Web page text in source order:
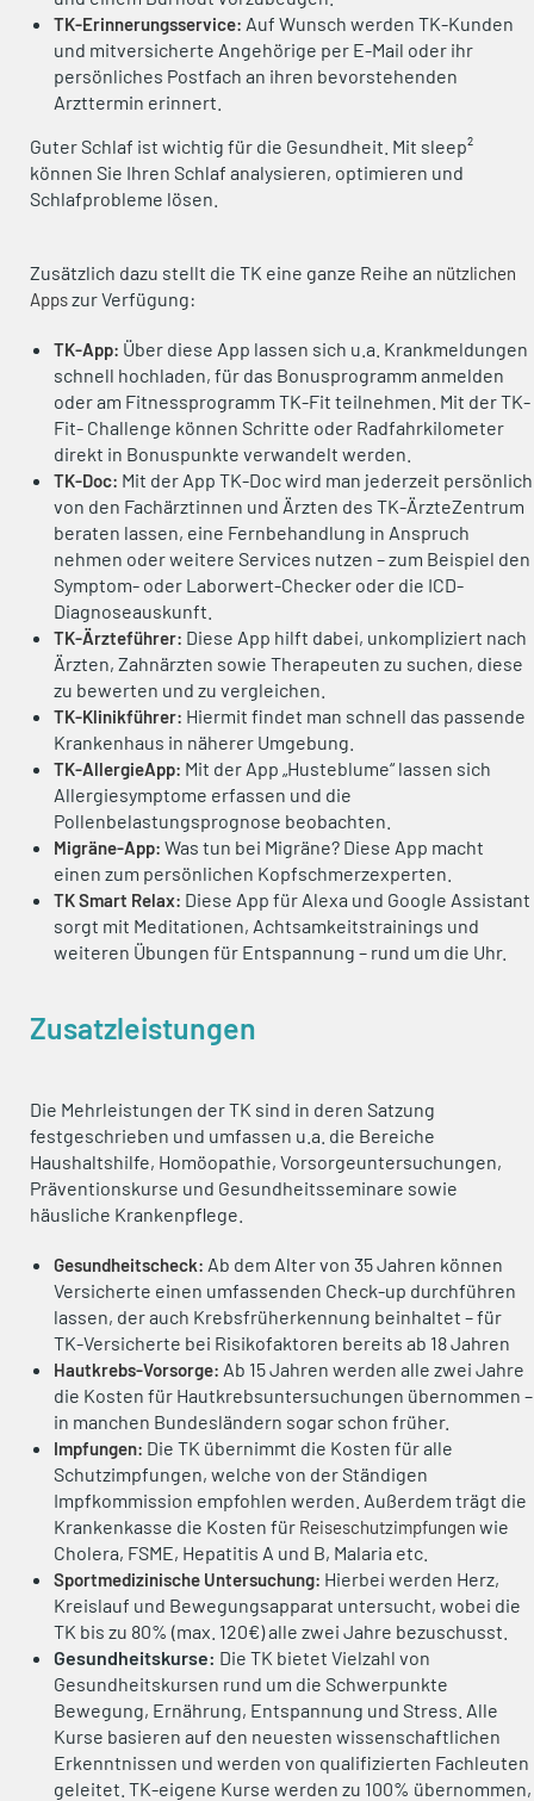
TK-Erinnerungsservice: Auf Wunsch werden TK-Kunden
und mitversicherte Angehörige per E-Mail oder ihr
persönliches Postfach an ihren bevorstehenden
Arzttermin erinnert.
Guter Schlaf ist wichtig für die Gesundheit. Mit sleep²
können Sie Ihren Schlaf analysieren, optimieren und
Schlafprobleme lösen.
Zusätzlich dazu stellt die TK eine ganze Reihe an nützlichen
Appszur Verfügung:
TK-App: Über diese App lassen sich u.a. Krankmeldungen
schnell hochladen, für das Bonusprogramm anmelden
oder am Fitnessprogramm TK-Fit teilnehmen. Mit der TK-
Fit- Challenge können Schritte oder Radfahrkilometer
direkt in Bonuspunkte verwandelt werden.
TK-Doc: Mit der App TK-Doc wird man jederzeit persönlich
von den Fachärztinnen und Ärzten des TK-ÄrzteZentrum
beraten lassen, eine Fernbehandlung in Anspruch
nehmen oder weitere Services nutzen – zum Beispiel den
Symptom- oder Laborwert-Checker oder die ICD-
Diagnoseauskunft.
TK-Ärzteführer: Diese App hilft dabei, unkompliziert nach
Ärzten, Zahnärzten sowie Therapeuten zu suchen, diese
zu bewerten und zu vergleichen.
TK-Klinikführer: Hiermit findet man schnell das passende
Krankenhaus in näherer Umgebung.
TK-AllergieApp: Mit der App „­Husteblume“ lassen sich
Allergiesymptome erfassen und die
Pollenbelastungsprognose beobachten.
Migräne-App: Was tun bei Migräne? Diese App macht
einen zum persönlichen Kopfschmerzexperten.
TK Smart Relax: Diese App für Alexa und Google Assistant
sorgt mit Meditationen, Achtsamkeitstrainings und
weiteren Übungen für Entspannung – rund um die Uhr.
Zusatzleistungen
Die Mehrleistungen der TK sind in deren Satzung
festgeschrieben und umfassen u.a. die Bereiche
Haushaltshilfe, Homöopathie, Vorsorgeuntersuchungen,
Präventionskurse und Gesundheitsseminare sowie
häusliche Krankenpflege.
Gesundheitscheck: Ab dem Alter von 35 Jahren können
Versicherte einen umfassenden Check-up durchführen
lassen, der auch Krebsfrüherkennung beinhaltet – für
TK-Versicherte bei Risikofaktoren bereits ab 18 Jahren
Hautkrebs-Vorsorge: Ab 15 Jahren werden alle zwei Jahre
die Kosten für Hautkrebsuntersuchungen übernommen –
in manchen Bundesländern sogar schon früher.
Impfungen: Die TK übernimmt die Kosten für alle
Schutzimpfungen, welche von der Ständigen
Impfkommission empfohlen werden. Außerdem trägt die
Krankenkasse die Kosten für Reiseschutzimpfungen wie
Cholera, FSME, Hepatitis A und B, Malaria etc.
Sportmedizinische Untersuchung: Hierbei werden Herz,
Kreislauf und Bewegungsapparat untersucht, wobei die
TK bis zu 80% (max. 120€) alle zwei Jahre bezuschusst.
Gesundheitskurse: Die TK bietet Vielzahl von
Gesundheitskursen rund um die Schwerpunkte
Bewegung, Ernährung, Entspannung und Stress. Alle
Kurse basieren auf den neuesten wissenschaftlichen
Erkenntnissen und werden von qualifizierten Fachleuten
geleitet. TK-eigene Kurse werden zu 100% übernommen,